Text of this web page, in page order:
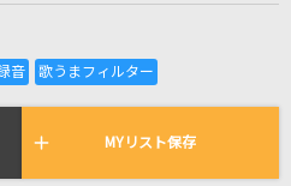
りれき
われている曲の一覧
MYリスト保存